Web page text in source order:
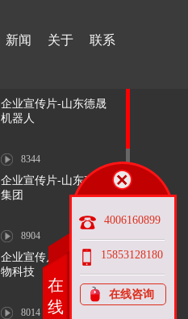
新闻 关于 联系
企业宣传片-山东德晟
机器人
8344
企业宣传片-山东矿机
集团
8904
企业宣传片—牡丹爱生
物科技
8014
在
线
4006160899
15853128180
在线咨询